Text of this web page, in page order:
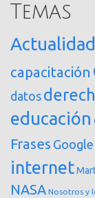
Temas
Actualidad
capacitación
datos
educación
Frases Google
internet
NASA Nosotros y